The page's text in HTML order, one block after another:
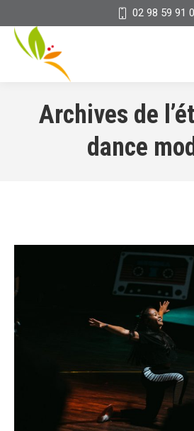
02 98 59 91
Archives de
dance